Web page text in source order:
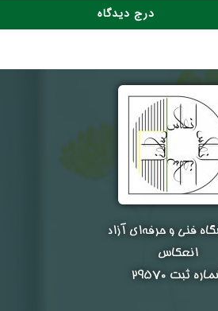
فنی و حرفه‌ای آزاد
انعکاس
ثبت ۲۹۵۷۰